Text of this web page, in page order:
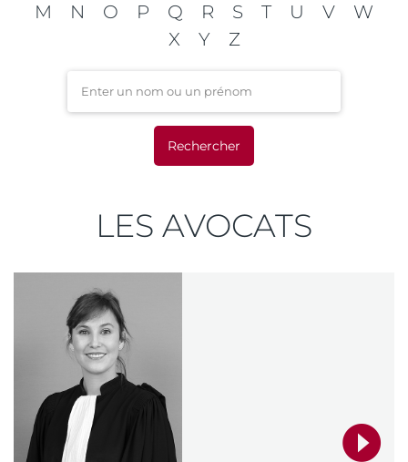
M
N O P Q R S T U V
W
X
Y Z
Enter un nom ou un
LES AVOCATS